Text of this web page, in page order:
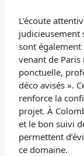
L’écoute
judicieusement
sont également
venant de
ponctuelle,
déco avisés ».
renforce la
projet. À
et le bon suivi
permettent
ce domaine.